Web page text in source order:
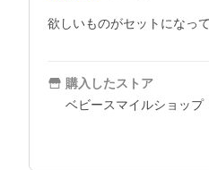
欲しいものがセットになっ
購入したストア
ベビースマイルショップ